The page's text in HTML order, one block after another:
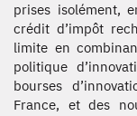
prises isolément,
crédit d’impôt
limite en
politique
bourses
France, et des